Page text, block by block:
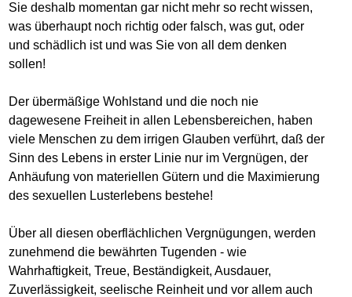
Sie deshalb momentan gar nicht mehr so recht wissen,
was überhaupt noch richtig oder falsch, was gut, oder
und schädlich ist und was Sie von all dem denken
sollen!
Der übermäßige Wohlstand und die noch nie
dagewesene Freiheit in allen Lebensbereichen, haben
viele Menschen zu dem irrigen Glauben verführt, daß der
Sinn des Lebens in erster Linie nur im Vergnügen, der
Anhäufung von materiellen Gütern und die Maximierung
des sexuellen Lusterlebens bestehe!
Über all diesen oberflächlichen Vergnügungen, werden
zunehmend die bewährten Tugenden - wie
Wahrhaftigkeit, Treue, Beständigkeit, Ausdauer,
Zuverlässigkeit, seelische Reinheit und vor allem auch